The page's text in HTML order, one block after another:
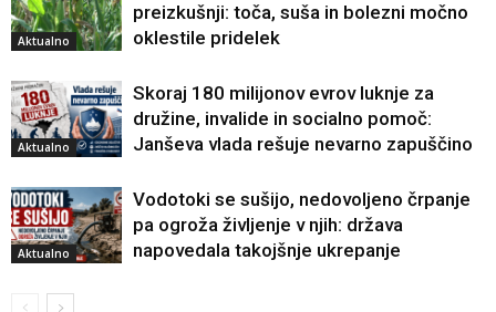
Aktualno
preizkušnji: toča, suša in bolezni močno
oklestile pridelek
Aktualno
Skoraj 180 milijonov evrov luknje za
družine, invalide in socialno pomoč:
Janševa vlada rešuje nevarno zapuščino
Aktualno
Vodotoki se sušijo, nedovoljeno črpanje
pa ogroža življenje v njih: država
napovedala takojšnje ukrepanje